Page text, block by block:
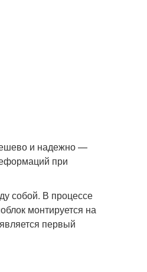
и надежно —
при
собой. В процессе
монтируется на
первый